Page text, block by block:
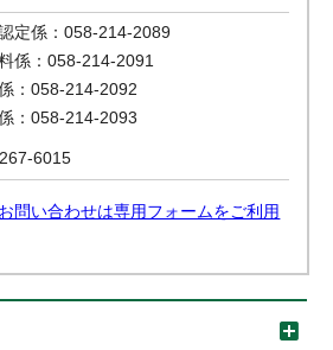
定係：058-214-2089
係：058-214-2091
：058-214-2092
：058-214-2093
6015
問い合わせは専用フォームをご利用